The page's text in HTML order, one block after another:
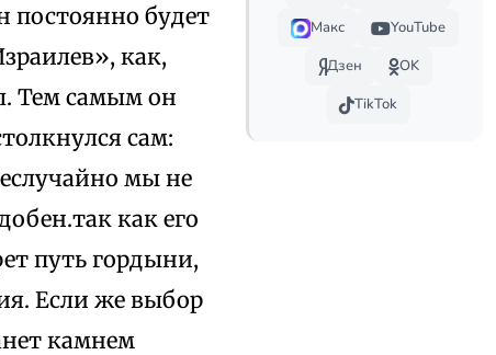
постоянно будет
как,
Тем самым он
сам:
мы не
как его
путь гордыни,
Если же выбор
камнем
Макс
YouTube
Дзен
OK
TikTok